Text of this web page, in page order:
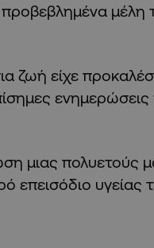
μέλη
ζωή είχε
ενημερώσεις
μιας πολυετούς
επεισόδιο υγείας